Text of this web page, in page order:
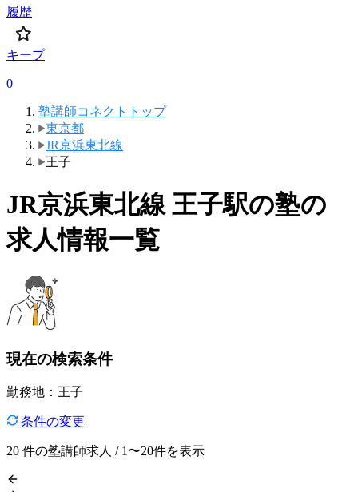
履歴
キープ
0
塾講師コネクトトップ
東京都
JR京浜東北線
王子
JR京浜東北線 王子駅の塾の
求人情報一覧
現在の検索条件
勤務地：王子
条件の変更
20 件の塾講師求人 / 1〜20件を表示